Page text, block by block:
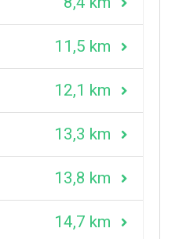
11,5 km
12,1 km
13,3 km
13,8 km
14,7 km